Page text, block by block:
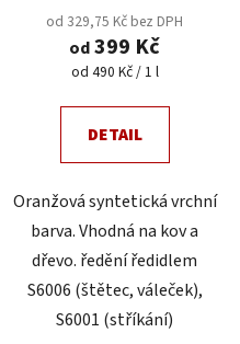
od 329,75 Kč bez DPH
od399 Kč
Měrná
od 490 Kč / 1 l
DETAIL
Oranžová syntetická vrchní
barva. Vhodná na kov a
dřevo. ředění ředidlem
S6006 (štětec, váleček),
S6001 (stříkání)